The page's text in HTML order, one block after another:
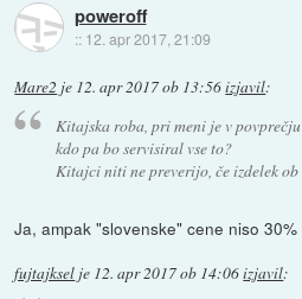
poweroff
:: 12. apr 2017, 21:09
Mare2 je 12. apr 2017 ob 13:56izjavil:
Kitajska roba, pri meni je v
kdo pa bo servisiral vse to?
Kitajci niti ne preverijo, če izdelek
Ja, ampak "slovenske" cene niso
fujtajksel je 12. apr 2017 ob 14:06izjavil: